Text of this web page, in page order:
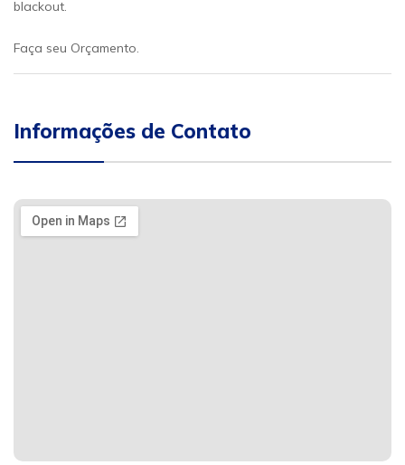
blackout.
Faça seu Orçamento.
Informações de Contato